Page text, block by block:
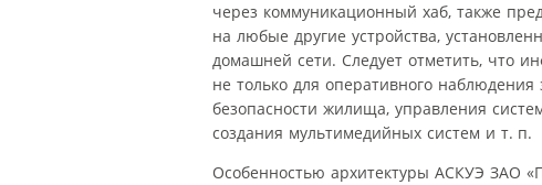
через коммуникационный хаб, также
на любые другие устройства,
домашней сети. Следует отметить, что
не только для оперативного
безопасности жилища, управления
создания мультимедийных систем и т. п.
Особенностью архитектуры АСКУЭ ЗАО